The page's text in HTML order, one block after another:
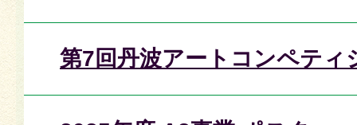
第7回丹波アートコンペティ